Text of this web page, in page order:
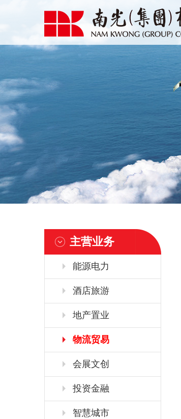
主营业务
能源电力
酒店旅游
地产置业
物流贸易
会展文创
投资金融
智慧城市